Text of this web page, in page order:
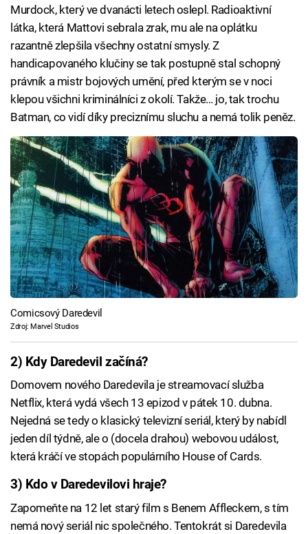
Murdock, který ve dvanácti letech oslepl. Radioaktivní
látka, která Mattovi sebrala zrak, mu ale na oplátku
razantně zlepšila všechny ostatní smysly. Z
handicapovaného klučiny se tak postupně stal schopný
právník a mistr bojových umění, před kterým se v noci
klepou všichni kriminálníci z okolí. Takže… jo, tak trochu
Batman, co vidí díky preciznímu sluchu a nemá tolik peněz.
Comicsový Daredevil
Zdroj: Marvel Studios
2) Kdy Daredevil začíná?
Domovem nového Daredevila je streamovací služba
Netflix, která vydá všech 13 epizod v pátek 10. dubna.
Nejedná se tedy o klasický televizní seriál, který by nabídl
jeden díl týdně, ale o (docela drahou) webovou událost,
která kráčí ve stopách populárního House of Cards.
3) Kdo v Daredevilovi hraje?
Zapomeňte na 12 let starý film s Benem Affleckem, s tím
nemá nový seriál nic společného. Tentokrát si Daredevila